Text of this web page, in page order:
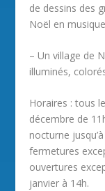
de dessins des
Noël en
– Un village de
illuminés,
Horaires : tous
décembre de
nocturne
fermetures
ouvertures
janvier à 14h.